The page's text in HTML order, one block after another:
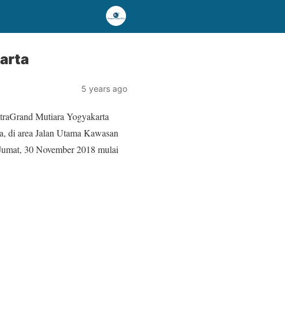
5 years ago
Mutiara Yogyakarta
di area Jalan Utama Kawasan
30 November 2018 mulai